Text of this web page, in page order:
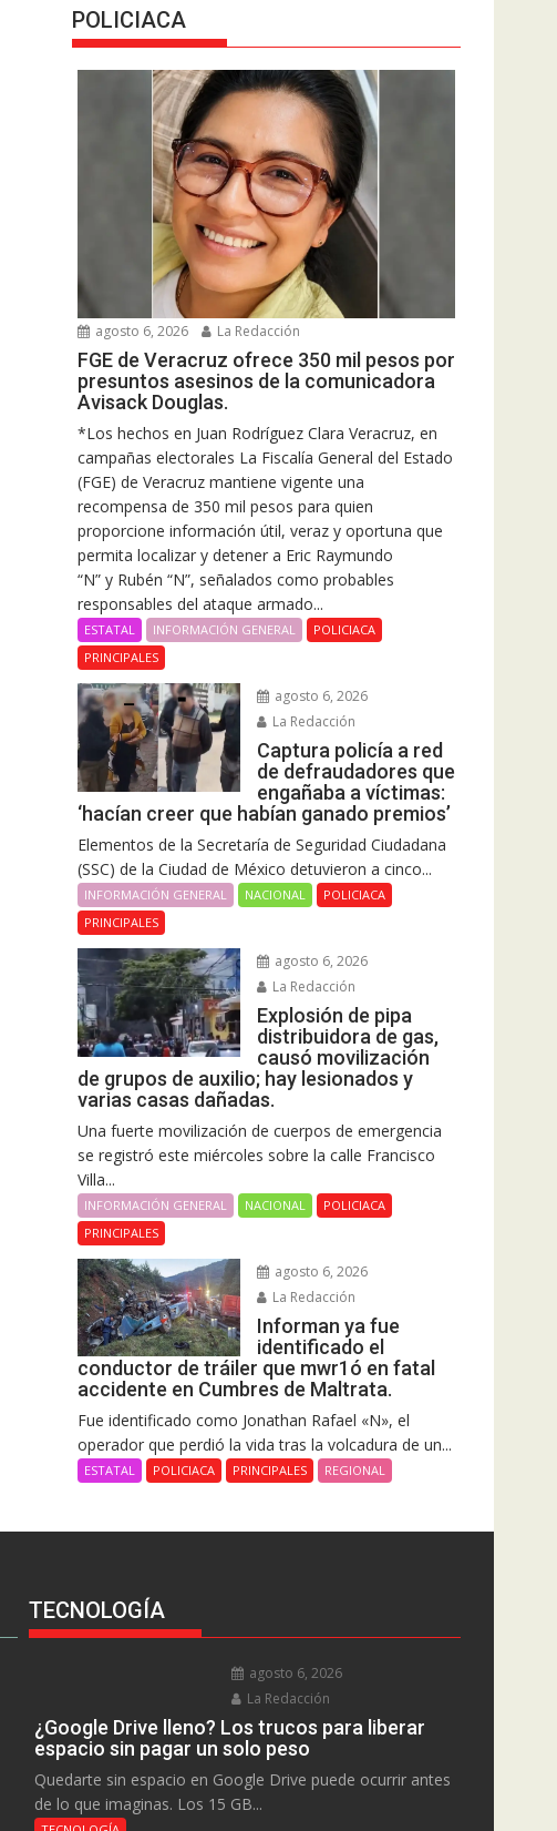
POLICIACA
agosto 6, 2026 La Redacción
FGE de Veracruz ofrece 350 mil pesos por
presuntos asesinos de la comunicadora
Avisack Douglas.
*Los hechos en Juan Rodríguez Clara Veracruz, en
campañas electorales La Fiscalía General del Estado
(FGE) de Veracruz mantiene vigente una
recompensa de 350 mil pesos para quien
proporcione información útil, veraz y oportuna que
permita localizar y detener a Eric Raymundo
“N” y Rubén “N”, señalados como probables
responsables del ataque armado...
ESTATAL INFORMACIÓN GENERAL
POLICIACA
PRINCIPALES
agosto 6, 2026
La Redacción
Captura policía a red
de defraudadores que
engañaba a víctimas:
‘hacían creer que habían ganado premios’
Elementos de la Secretaría de Seguridad Ciudadana
(SSC) de la Ciudad de México detuvieron a cinco...
INFORMACIÓN GENERAL NACIONAL
POLICIACA
PRINCIPALES
agosto 6, 2026
La Redacción
Explosión de pipa
distribuidora de gas,
causó movilización
de grupos de auxilio; hay lesionados y
varias casas dañadas.
Una fuerte movilización de cuerpos de emergencia
se registró este miércoles sobre la calle Francisco
Villa...
INFORMACIÓN GENERAL NACIONAL
POLICIACA
PRINCIPALES
agosto 6, 2026
La Redacción
Informan ya fue
identificado el
conductor de tráiler que mwr1ó en fatal
accidente en Cumbres de Maltrata.
Fue identificado como Jonathan Rafael «N», el
operador que perdió la vida tras la volcadura de un...
ESTATAL POLICIACA PRINCIPALES REGIONAL
TECNOLOGÍA
agosto 6, 2026
La Redacción
¿Google Drive lleno? Los trucos para liberar
espacio sin pagar un solo peso
Quedarte sin espacio en Google Drive puede ocurrir antes
de lo que imaginas. Los 15 GB...